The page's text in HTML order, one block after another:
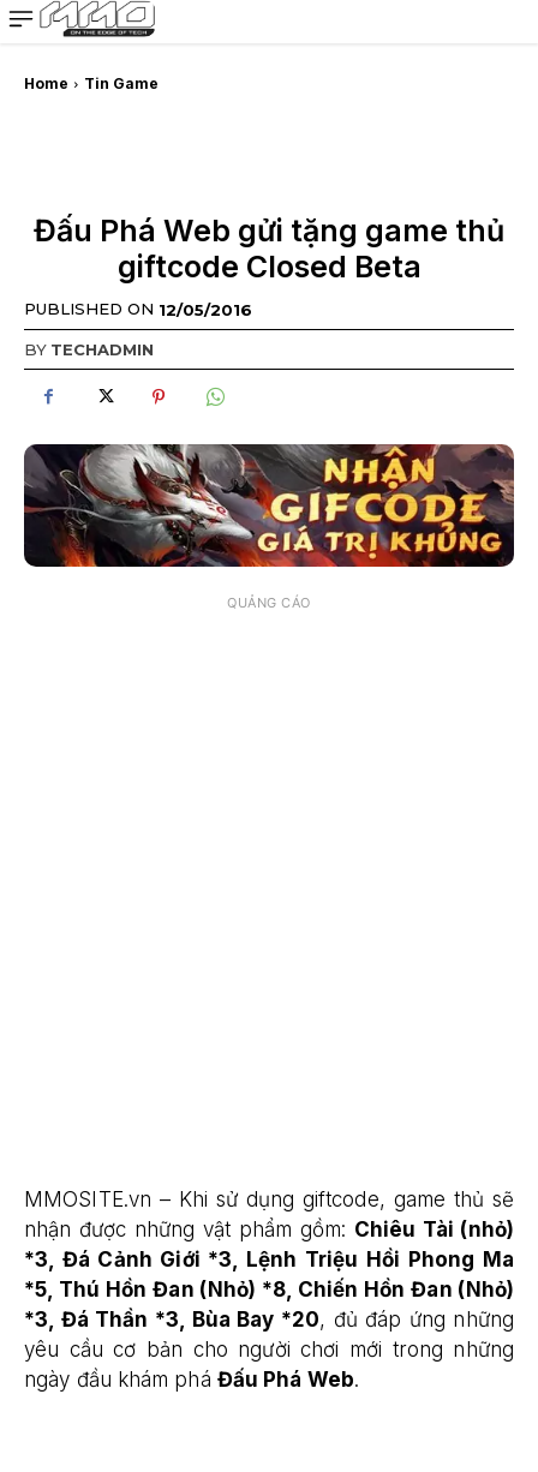
MMOSITE - Thông tin công nghệ
Bài viết nổi bật
Home Tin Game
Đấu Phá Web gửi tặng game thủ
giftcode Closed Beta
PUBLISHED ON 12/05/2016
BY TECHADMIN
QUẢNG CÁO
MMOSITE.vn – Khi sử dụng giftcode, game thủ sẽ
nhận được những vật phẩm gồm: Chiêu Tài (nhỏ)
*3, Đá Cảnh Giới *3, Lệnh Triệu Hồi Phong Ma
*5, Thú Hồn Đan (Nhỏ) *8, Chiến Hồn Đan (Nhỏ)
*3, Đá Thần *3, Bùa Bay *20, đủ đáp ứng những
yêu cầu cơ bản cho người chơi mới trong những
ngày đầu khám phá Đấu Phá Web.